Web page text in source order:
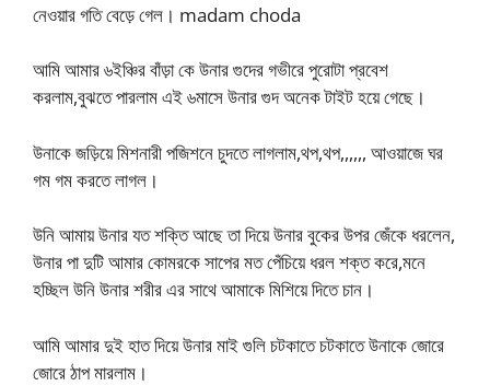
নেওয়ার গতি বেড়ে গেল। madam choda
আমি আমার ৬ইঞ্চির বাঁড়া কে উনার গুদের গভীরে পুরোটা প্রবেশ
করলাম,বুঝতে পারলাম এই ৬মাসে উনার গুদ অনেক টাইট হয়ে গেছে।
উনাকে জড়িয়ে মিশনারী পজিশনে চুদতে লাগলাম,থপ,থপ,,,,,, আওয়াজে ঘর
গম গম করতে লাগল।
উনি আমায় উনার যত শক্তি আছে তা দিয়ে উনার বুকের উপর জেঁকে ধরলেন,
উনার পা দুটি আমার কোমরকে সাপের মত পেঁচিয়ে ধরল শক্ত করে,মনে
হচ্ছিল উনি উনার শরীর এর সাথে আমাকে মিশিয়ে দিতে চান।
আমি আমার দুই হাত দিয়ে উনার মাই গুলি চটকাতে চটকাতে উনাকে জোরে
জোরে ঠাপ মারলাম।